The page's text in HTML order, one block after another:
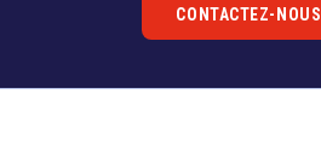
CONTACTEZ-NOUS